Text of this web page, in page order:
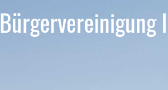
Bürgervereinigung